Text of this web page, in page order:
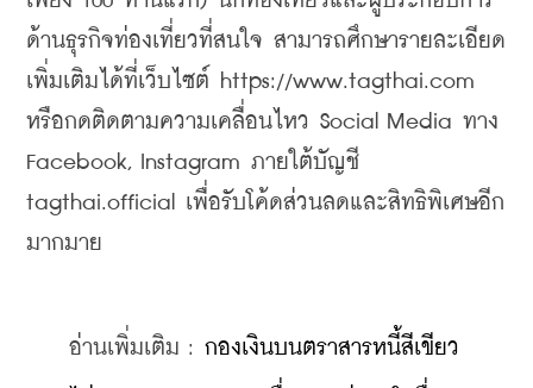
ด้านธุรกิจท่องเที่ยวที่สนใจ สามารถศึกษารายละเอียด
เพิ่มเติมได้ที่เว็บไซต์ https://www.tagthai.com
หรือกดติดตามความเคลื่อนไหว Social Media ทาง
Facebook, Instagram ภายใต้บัญชี
tagthai.official เพื่อรับโค้ดส่วนลดและสิทธิพิเศษอีก
มากมาย
อ่านเพิ่มเติม : กองเงินบนตราสารหนี้สีเขียว